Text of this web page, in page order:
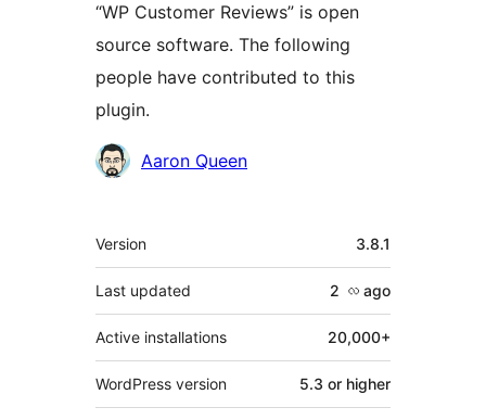
“WP Customer Reviews” is open
source software. The following
people have contributed to this
plugin.
Contributors
Aaron Queen
Meta
Version 3.8.1
Last updated 2 လ ago
Active installations 20,000+
WordPress version 5.3 or higher